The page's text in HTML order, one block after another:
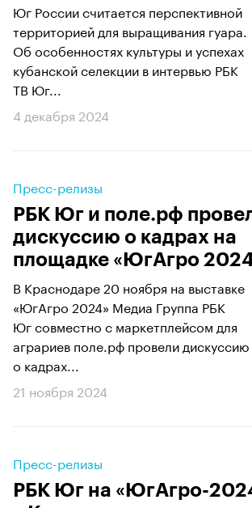
Юг России считается перспективной
территорией для выращивания гуара.
Об особенностях культуры и успехах
кубанской селекции в интервью РБК
ТВ Юг...
4 декабря 2024
Пресс-релизы
РБК Юг и поле.рф
дискуссию о кадрах на
площадке «ЮгАгро
В Краснодаре 20 ноября на выставке
«ЮгАгро 2024» Медиа Группа РБК
Юг совместно с маркетплейсом для
аграриев поле.рф провели дискуссию
о кадрах...
21 ноября 2024
Пресс-релизы
РБК Юг на «ЮгАгро-